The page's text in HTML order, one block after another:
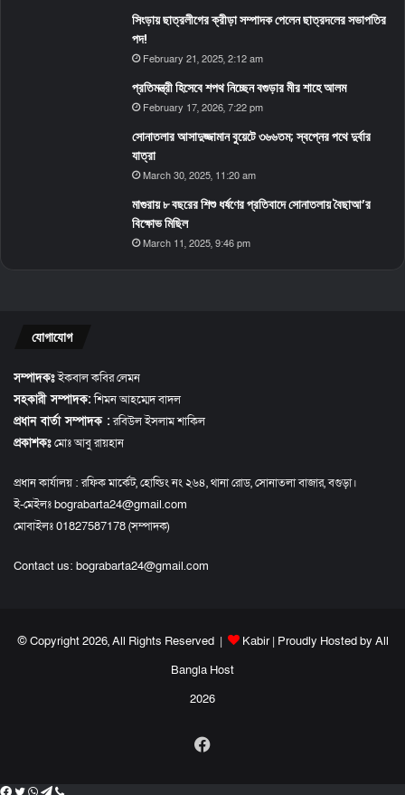
সিংড়ায় ছাত্রলীগের ক্রীড়া সম্পাদক পেলেন ছাত্রদলের সভাপতির
পদ!
February 21, 2025, 2:12 am
প্রতিমন্ত্রী হিসেবে শপথ নিচ্ছেন বগুড়ার মীর শাহে আলম
February 17, 2026, 7:22 pm
সোনাতলার আসাদুজ্জামান বুয়েটে ৩৬৬তম; স্বপ্নের পথে দুর্বার
যাত্রা
March 30, 2025, 11:20 am
মাগুরায় ৮ বছরের শিশু ধর্ষণের প্রতিবাদে সোনাতলায় বৈছাআ’র
বিক্ষোভ মিছিল
March 11, 2025, 9:46 pm
যোগাযোগ
সম্পাদকঃইকবাল কবির লেমন
সহকারী সম্পাদক:শিমন আহম্মেদ বাদল
প্রধান বার্তা সম্পাদক :রবিউল ইসলাম শাকিল
প্রকাশকঃমোঃ আবু রায়হান
প্রধান কার্যালয় : রফিক মার্কেট, হোল্ডিং নং ২৬৪, থানা রোড, সোনাতলা বাজার, বগুড়া।
ই-মেইলঃ bograbarta24@gmail.com
মোবাইলঃ 01827587178 (সম্পাদক)
Contact us: bograbarta24@gmail.com
© Copyright 2026, All Rights Reserved | Kabir| Proudly Hosted by All
Bangla Host
2026